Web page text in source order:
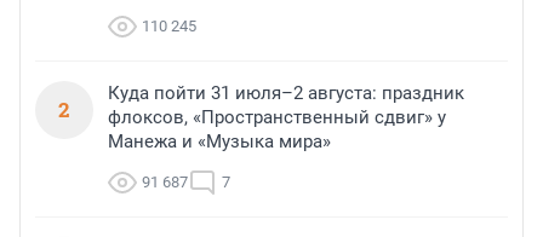
110 245
2
Куда пойти 31 июля–2 августа: праздник
флоксов, «Пространственный сдвиг» у
Манежа и «Музыка мира»
91 687 7